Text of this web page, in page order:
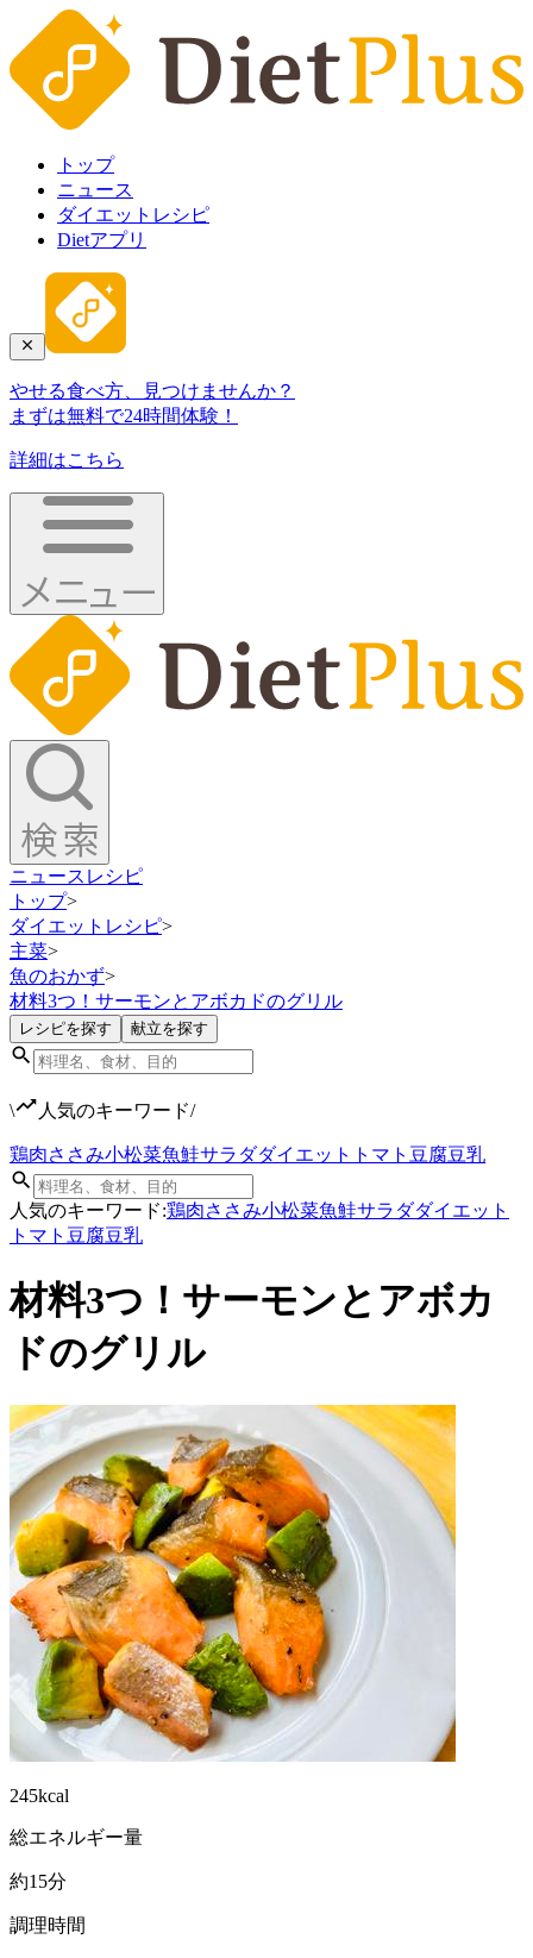
トップ
ニュース
ダイエットレシピ
Dietアプリ
やせる食べ方、見つけませんか？
まずは無料で24時間体験！
詳細はこちら
ニュース レシピ
トップ>
ダイエットレシピ>
主菜>
魚のおかず>
材料3つ！サーモンとアボカドのグリル
レシピを探す 献立を探す
\ 人気のキーワード/
鶏肉ささみ小松菜魚鮭サラダダイエット トマト 豆腐豆乳
人気のキーワード:鶏肉ささみ小松菜魚鮭サラダダイエット
トマト 豆腐豆乳
材料3つ！サーモンとアボカ
ドのグリル
245kcal
総エネルギー量
約15分
調理時間